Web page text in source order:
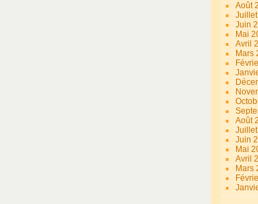
Août
Juin
Mai
Avril
Mars
Août
Juin
Mai
Avril
Mars